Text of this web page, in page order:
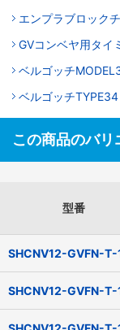
エンプラブロック
GVコンベヤ用タ
ベルゴッチ
ベルゴッチ
この商品のバリ
型番
SHCNV12-GVFN-
SHCNV12-GVFN-